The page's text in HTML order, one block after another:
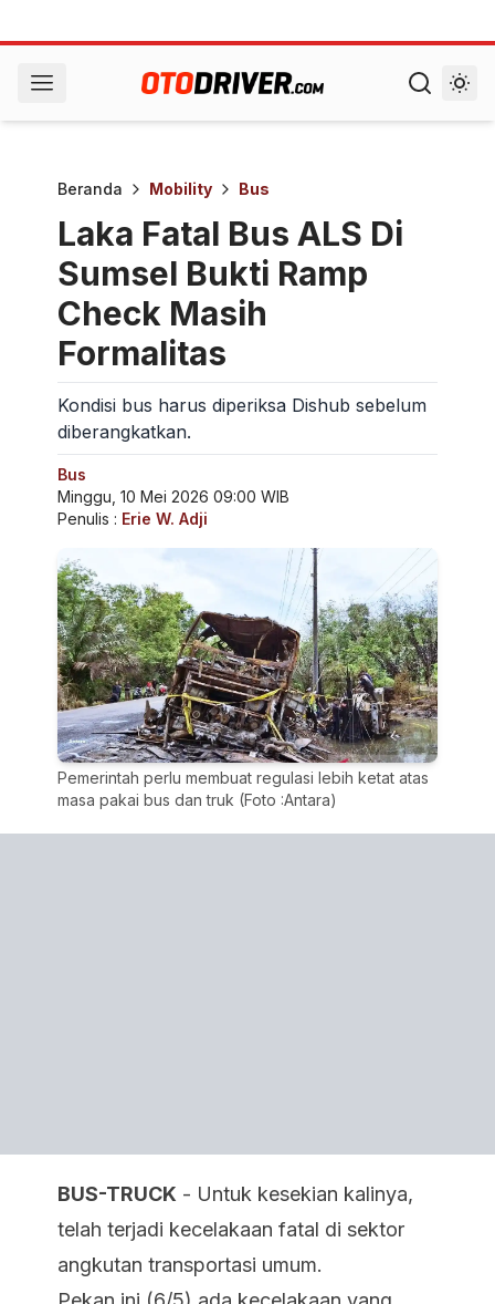
Beranda Mobility Bus
Laka Fatal Bus ALS Di
Sumsel Bukti Ramp
Check Masih
Formalitas
Kondisi bus harus diperiksa Dishub sebelum
diberangkatkan.
Bus
Minggu, 10 Mei 2026 09:00 WIB
Penulis : Erie W. Adji
Pemerintah perlu membuat regulasi lebih ketat atas
masa pakai bus dan truk (Foto :Antara)
BUS-TRUCK - Untuk kesekian kalinya,
telah terjadi kecelakaan fatal di sektor
angkutan transportasi umum.